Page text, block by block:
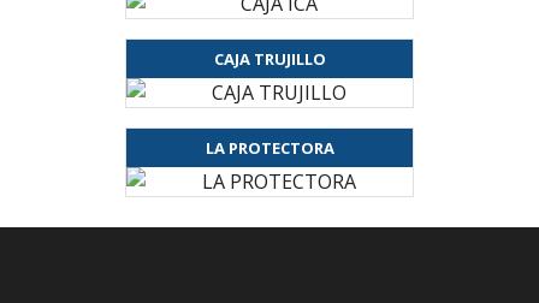
CAJA TRUJILLO
LA PROTECTORA